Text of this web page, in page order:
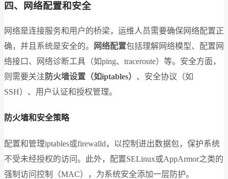
四、网络配置和安全
网络是连接服务和用户的桥梁，运维人员需要确保网络配置正
确，并且系统是安全的。
网络配置包括理解网络模型、配置网
络接口、网络诊断工具（如ping、traceroute）等。安全方面，
则需要关注 防火墙设置（如iptables） 、安全协议（如
SSH）、用户认证和授权管理。
防火墙和安全策略
配置和管理iptables或firewalld，以控制进出数据包，保护系统
不受未经授权的访问。此外，配置SELinux或AppArmor之类的
强制访问控制（MAC），为系统安全添加一层防护。